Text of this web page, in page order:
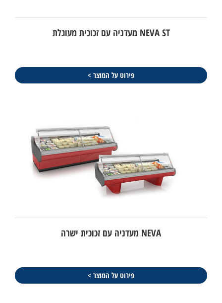
NEVA ST מעדניה עם זכוכית מעוגלת
פירוט על המוצר >
NEVA מעדניה עם זכוכית ישרה
פירוט על המוצר >